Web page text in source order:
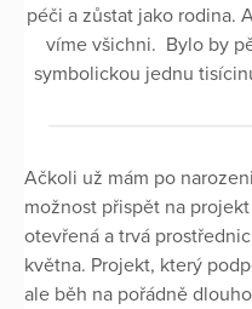
péči a zůstat jako rodina.
víme všichni. Bylo by
symbolickou jednu
Ačkoli už mám po
možnost přispět na
otevřená a trvá
května. Projekt, který
ale běh na pořádně